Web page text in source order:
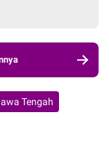
Tengah